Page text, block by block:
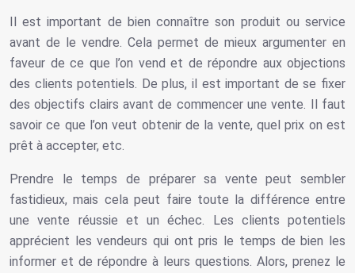
Il est important de bien connaître son produit ou service
avant de le vendre. Cela permet de mieux argumenter en
faveur de ce que l’on vend et de répondre aux objections
des clients potentiels. De plus, il est important de se fixer
des objectifs clairs avant de commencer une vente. Il faut
savoir ce que l’on veut obtenir de la vente, quel prix on est
prêt à accepter, etc.
Prendre le temps de préparer sa vente peut sembler
fastidieux, mais cela peut faire toute la différence entre
une vente réussie et un échec. Les clients potentiels
apprécient les vendeurs qui ont pris le temps de bien les
informer et de répondre à leurs questions. Alors, prenez le